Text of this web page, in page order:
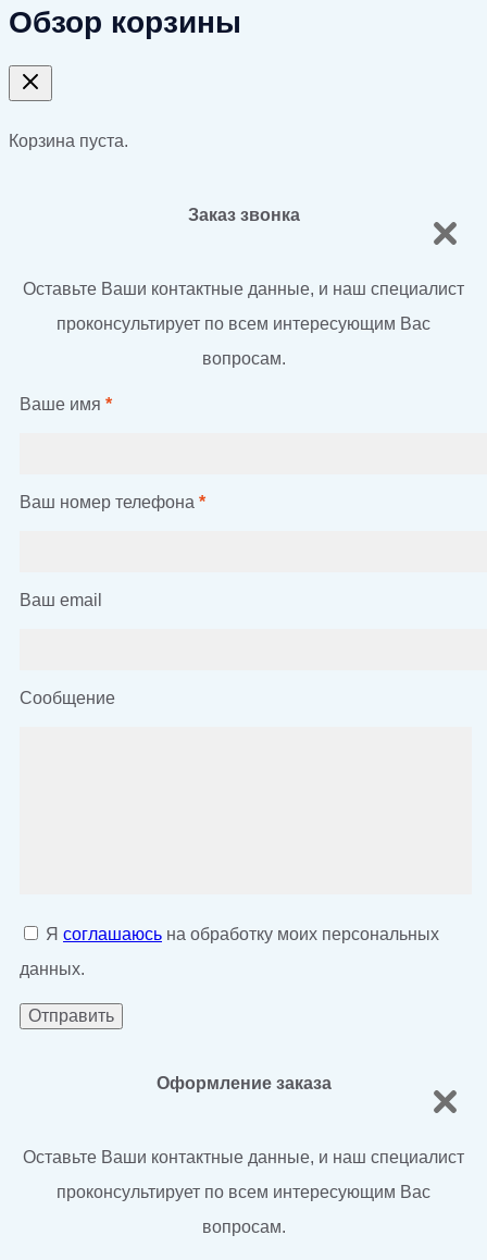
Обзор корзины
Корзина пуста.
Заказ звонка
Оставьте Ваши контактные данные, и наш специалист
проконсультирует по всем интересующим Вас
вопросам.
Ваше имя *
Ваш номер телефона *
Ваш email
Сообщение
Я соглашаюсь на обработку моих персональных
данных.
Оформление заказа
Оставьте Ваши контактные данные, и наш специалист
проконсультирует по всем интересующим Вас
вопросам.